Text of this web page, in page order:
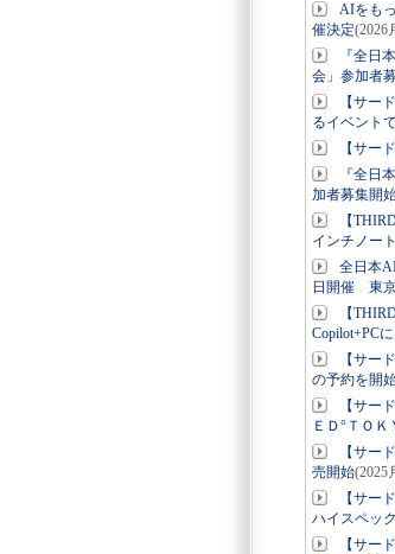
AIをも
催決定(2026
『全日
会」参加者
【サー
るイベント
【サー
『全日
加者募集開
【
インチノー
全日本
日開催 東
【
Copilot+PC
【サー
の予約を開
【サー
ＥＤ°ＴＯ
【サー
売開始(2025
【サー
ハイスペッ
【サー